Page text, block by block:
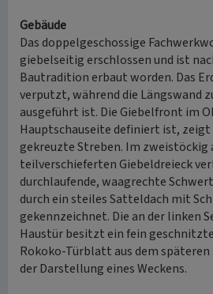
Gebäude
Das doppelgeschossige
giebelseitig erschlossen und ist
Bautradition erbaut worden. Das
verputzt, während die Längswand
ausgeführt ist. Die Giebelfront im
Hauptschauseite definiert ist,
gekreuzte Streben. Im zweistöckig
teilverschieferten Giebeldreieck
durchlaufende, waagrechte
durch ein steiles Satteldach mit
gekennzeichnet. Die an der linken
Haustür besitzt ein fein
Rokoko-Türblatt aus dem
der Darstellung eines Weckens.